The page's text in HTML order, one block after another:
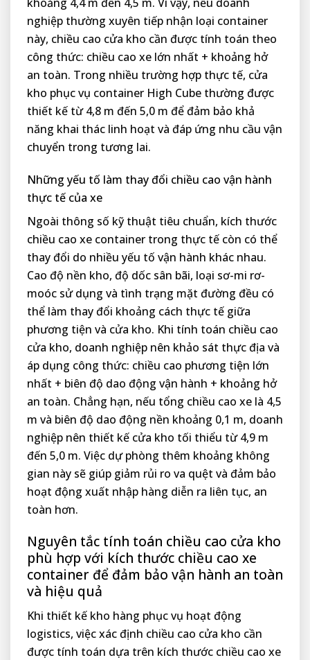
nghiệp thường xuyên tiếp nhận loại container
này, chiều cao cửa kho cần được tính toán theo
công thức: chiều cao xe lớn nhất + khoảng hở
an toàn. Trong nhiều trường hợp thực tế, cửa
kho phục vụ container High Cube thường được
thiết kế từ 4,8 m đến 5,0 m để đảm bảo khả
năng khai thác linh hoạt và đáp ứng nhu cầu vận
chuyển trong tương lai.
Những yếu tố làm thay đổi chiều cao vận hành
thực tế của xe
Ngoài thông số kỹ thuật tiêu chuẩn, kích thước
chiều cao xe container trong thực tế còn có thể
thay đổi do nhiều yếu tố vận hành khác nhau.
Cao độ nền kho, độ dốc sân bãi, loại sơ-mi rơ-
moóc sử dụng và tình trạng mặt đường đều có
thể làm thay đổi khoảng cách thực tế giữa
phương tiện và cửa kho. Khi tính toán chiều cao
cửa kho, doanh nghiệp nên khảo sát thực địa và
áp dụng công thức: chiều cao phương tiện lớn
nhất + biên độ dao động vận hành + khoảng hở
an toàn. Chẳng hạn, nếu tổng chiều cao xe là 4,5
m và biên độ dao động nền khoảng 0,1 m, doanh
nghiệp nên thiết kế cửa kho tối thiểu từ 4,9 m
đến 5,0 m. Việc dự phòng thêm khoảng không
gian này sẽ giúp giảm rủi ro va quệt và đảm bảo
hoạt động xuất nhập hàng diễn ra liên tục, an
toàn hơn.
Nguyên tắc tính toán chiều cao cửa kho
phù hợp với kích thước chiều cao xe
container để đảm bảo vận hành an toàn
và hiệu quả
Khi thiết kế kho hàng phục vụ hoạt động
logistics, việc xác định chiều cao cửa kho cần
được tính toán dựa trên kích thước chiều cao xe